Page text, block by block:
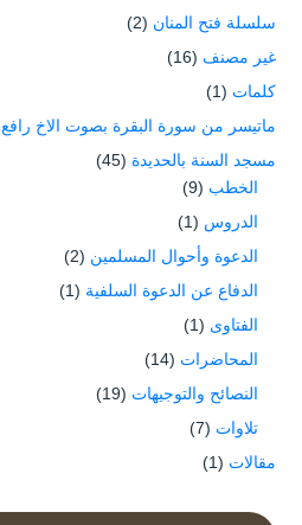
سلسلة فتح المنان (2)
غير مصنف (16)
كلمات (1)
ماتيسر من سورة البقرة بصوت الاخ رافع
مسجد السنة بالحديدة (45)
الخطب (9)
الدروس (1)
الدعوة وأحوال المسلمين (2)
الدفاع عن الدعوة السلفية (1)
الفتاوى (1)
المحاضرات (14)
النصائح والتوجيهات (19)
تلاوات (7)
مقالات (1)